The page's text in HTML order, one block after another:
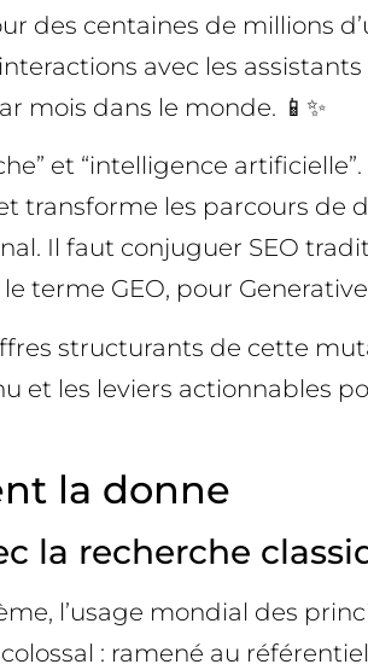
des centaines de millions
avec les
mois dans le monde. 📱✨
et “intelligence
transforme les parcours
Il faut conjuguer SEO
terme GEO, pour
structurants de cette
et les leviers actionnables
la donne
la recherche
l’usage mondial des
: ramené au